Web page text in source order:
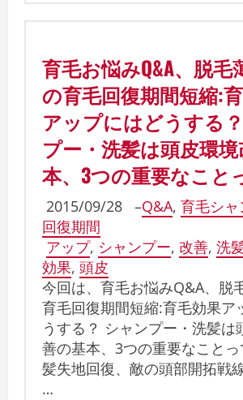
育毛お悩みQ&A、脱毛
の育毛回復期間短縮:
アップにはどうする
プー・洗髪は頭皮環
本、3つの重要なこと
2015/09/28 –Q&A, 育毛シャ
回復期間
アップ, シャンプー, 改善, 洗
効果, 頭皮
今回は、育毛お悩みQ&A、脱
育毛回復期間短縮:育毛効果ア
うする？ シャンプー・洗髪は
善の基本、3つの重要なこと
髪失地回復、敵の頭部開拓戦
…